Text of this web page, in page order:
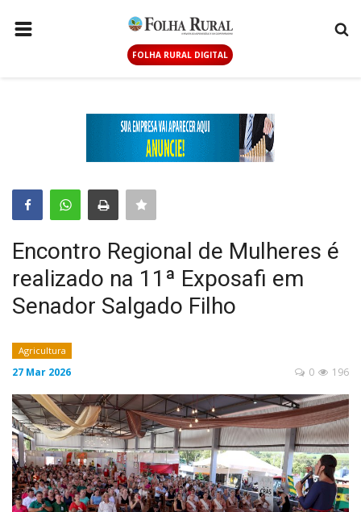
FOLHA RURAL DIGITAL
GERAL
CONTATO
LOGIN
CADASTRAR
Encontro Regional de Mulheres é
realizado na 11ª Exposafi em
Senador Salgado Filho
Agricultura
27 Mar 2026 196
0